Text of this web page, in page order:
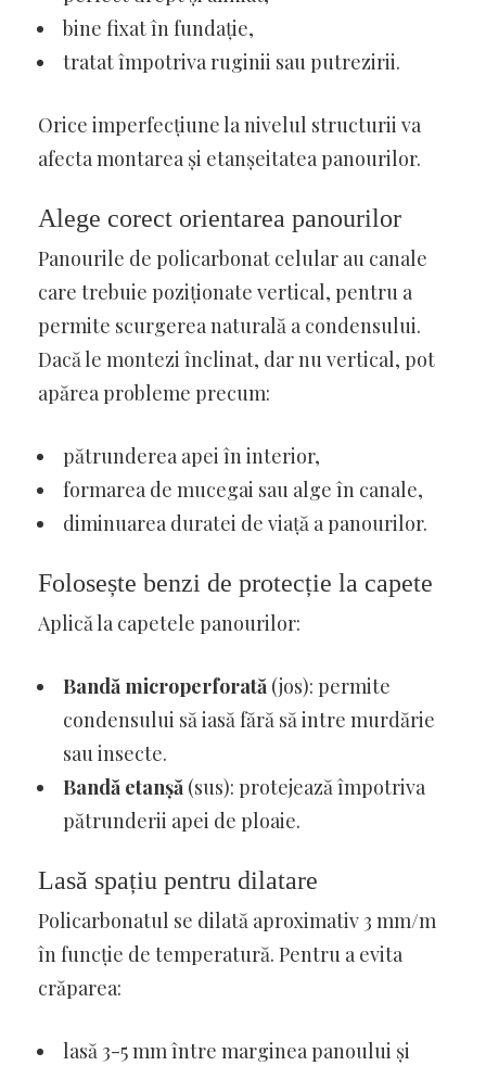
bine fixat în fundație,
tratat împotriva ruginii sau putrezirii.
Orice imperfecțiune la nivelul structurii va
afecta montarea și etanșeitatea panourilor.
Alege corect orientarea panourilor
Panourile de policarbonat celular au canale
care trebuie poziționate vertical, pentru a
permite scurgerea naturală a condensului.
Dacă le montezi înclinat, dar nu vertical, pot
apărea probleme precum:
pătrunderea apei în interior,
formarea de mucegai sau alge în canale,
diminuarea duratei de viață a panourilor.
Folosește benzi de protecție la capete
Aplică la capetele panourilor:
Bandă microperforată (jos): permite
condensului să iasă fără să intre murdărie
sau insecte.
Bandă etanșă (sus): protejează împotriva
pătrunderii apei de ploaie.
Lasă spațiu pentru dilatare
Policarbonatul se dilată aproximativ 3 mm/m
în funcție de temperatură. Pentru a evita
crăparea:
lasă 3-5 mm între marginea panoului și